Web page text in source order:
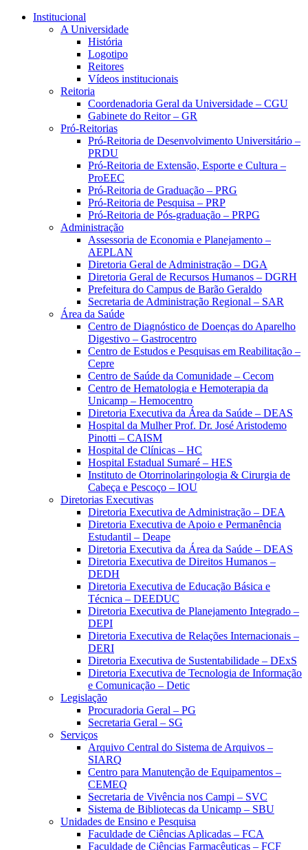
Conteúdo principal
Institucional
A Universidade
História
Logotipo
Reitores
Vídeos institucionais
Reitoria
Coordenadoria Geral da Universidade – CGU
Gabinete do Reitor – GR
Pró-Reitorias
Pró-Reitoria de Desenvolvimento Universitário –
PRDU
Pró-Reitoria de Extensão, Esporte e Cultura –
ProEEC
Pró-Reitoria de Graduação – PRG
Pró-Reitoria de Pesquisa – PRP
Pró-Reitoria de Pós-graduação – PRPG
Administração
Assessoria de Economia e Planejamento –
AEPLAN
Diretoria Geral de Administração – DGA
Diretoria Geral de Recursos Humanos – DGRH
Prefeitura do Campus de Barão Geraldo
Secretaria de Administração Regional – SAR
Área da Saúde
Centro de Diagnóstico de Doenças do Aparelho
Digestivo – Gastrocentro
Centro de Estudos e Pesquisas em Reabilitação –
Cepre
Centro de Saúde da Comunidade – Cecom
Centro de Hematologia e Hemoterapia da
Unicamp – Hemocentro
Diretoria Executiva da Área da Saúde – DEAS
Hospital da Mulher Prof. Dr. José Aristodemo
Pinotti – CAISM
Hospital de Clínicas – HC
Hospital Estadual Sumaré – HES
Instituto de Otorrinolaringologia & Cirurgia de
Cabeça e Pescoço – IOU
Diretorias Executivas
Diretoria Executiva de Administração – DEA
Diretoria Executiva de Apoio e Permanência
Estudantil – Deape
Diretoria Executiva da Área da Saúde – DEAS
Diretoria Executiva de Direitos Humanos –
DEDH
Diretoria Executiva de Educação Básica e
Técnica – DEEDUC
Diretoria Executiva de Planejamento Integrado –
DEPI
Diretoria Executiva de Relações Internacionais –
DERI
Diretoria Executiva de Sustentabilidade – DExS
Diretoria Executiva de Tecnologia de Informação
e Comunicação – Detic
Legislação
Procuradoria Geral – PG
Secretaria Geral – SG
Serviços
Arquivo Central do Sistema de Arquivos –
SIARQ
Centro para Manutenção de Equipamentos –
CEMEQ
Secretaria de Vivência nos Campi – SVC
Sistema de Bibliotecas da Unicamp – SBU
Unidades de Ensino e Pesquisa
Faculdade de Ciências Aplicadas – FCA
Faculdade de Ciências Farmacêuticas – FCF